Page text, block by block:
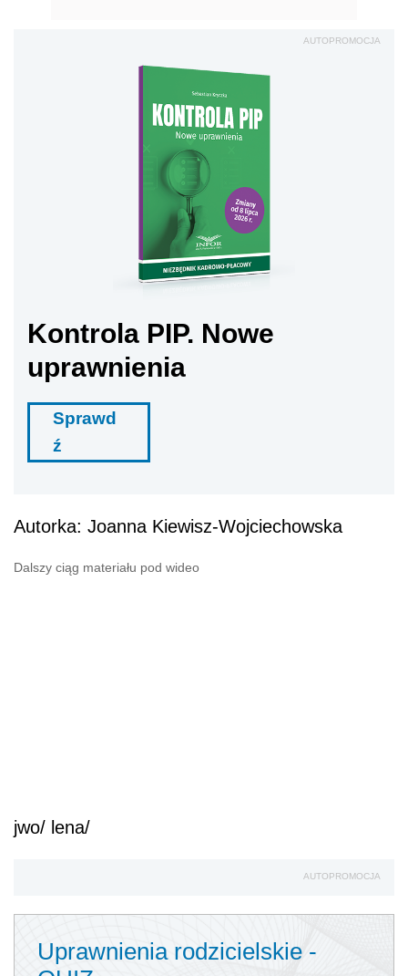
AUTOPROMOCJA
Kontrola PIP. Nowe
uprawnienia
Sprawd
ź
Autorka: Joanna Kiewisz-Wojciechowska
Dalszy ciąg materiału pod wideo
jwo/ lena/
AUTOPROMOCJA
Uprawnienia rodzicielskie -